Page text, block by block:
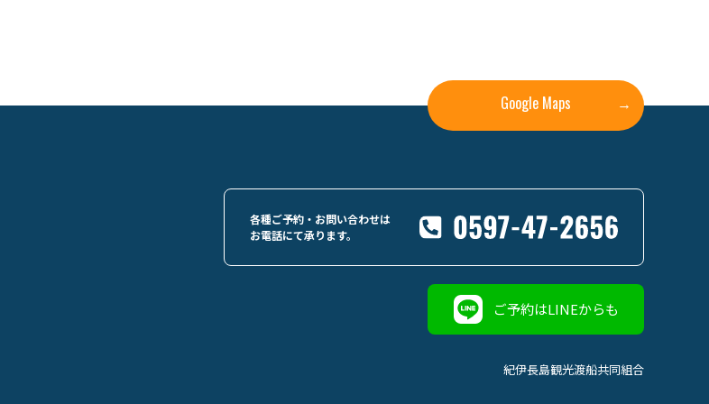
Google Maps →
各種ご予約・お問い合わせは
お電話にて承ります。
ご予約はLINEからも
紀伊長島観光渡船共同組合